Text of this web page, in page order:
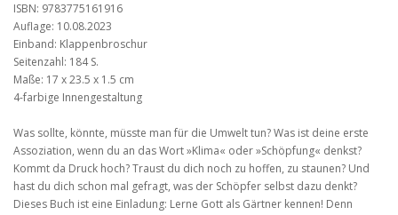
ISBN: 9783775161916
Auflage: 10.08.2023
Einband: Klappenbroschur
Seitenzahl: 184 S.
Maße: 17 x 23.5 x 1.5 cm
4-farbige Innengestaltung
Was sollte, könnte, müsste man für die Umwelt tun? Was ist deine erste
Assoziation, wenn du an das Wort »Klima« oder »Schöpfung« denkst?
Kommt da Druck hoch? Traust du dich noch zu hoffen, zu staunen? Und
hast du dich schon mal gefragt, was der Schöpfer selbst dazu denkt?
Dieses Buch ist eine Einladung: Lerne Gott als Gärtner kennen! Denn